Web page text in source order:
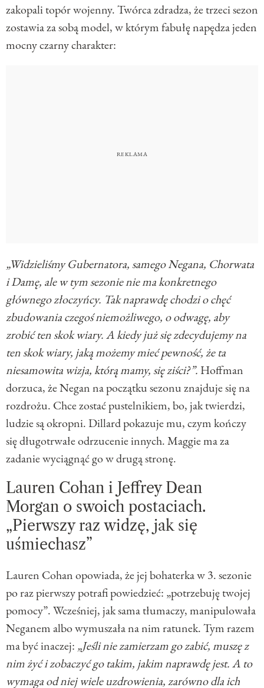
zakopali topór wojenny. Twórca zdradza, że trzeci sezon
zostawia za sobą model, w którym fabułę napędza jeden
mocny czarny charakter:
„Widzieliśmy Gubernatora, samego Negana, Chorwata
i Damę, ale w tym sezonie nie ma konkretnego
głównego złoczyńcy. Tak naprawdę chodzi o chęć
zbudowania czegoś niemożliwego, o odwagę, aby
zrobić ten skok wiary. A kiedy już się zdecydujemy na
ten skok wiary, jaką możemy mieć pewność, że ta
niesamowita wizja, którą mamy, się ziści?”. Hoffman
dorzuca, że Negan na początku sezonu znajduje się na
rozdrożu. Chce zostać pustelnikiem, bo, jak twierdzi,
ludzie są okropni. Dillard pokazuje mu, czym kończy
się długotrwałe odrzucenie innych. Maggie ma za
zadanie wyciągnąć go w drugą stronę.
Lauren Cohan i Jeffrey Dean
Morgan o swoich postaciach.
„Pierwszy raz widzę, jak się
uśmiechasz”
Lauren Cohan opowiada, że jej bohaterka w 3. sezonie
po raz pierwszy potrafi powiedzieć: „potrzebuję twojej
pomocy”. Wcześniej, jak sama tłumaczy, manipulowała
Neganem albo wymuszała na nim ratunek. Tym razem
ma być inaczej: „Jeśli nie zamierzam go zabić, muszę z
nim żyć i zobaczyć go takim, jakim naprawdę jest. A to
wymaga od niej wiele uzdrowienia, zarówno dla ich